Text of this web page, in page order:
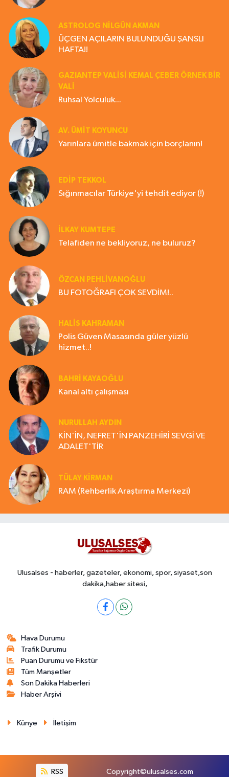
ASTROLOG NILGÜN AKMAN
ÜÇGEN AÇILARIN BULUNDUĞU ŞANSLI
HAFTA!!
GAZIANTEP VALISI KEMAL ÇEBER ÖRNEK BİR
VALİ
Ruhsal Yolculuk...
AV. ÜMIT KOYUNCU
Yarınlara ümitle bakmak için borçlanın!
EDIP TEKKOL
Sığınmacılar Türkiye'yi tehdit ediyor (!)
İLKAY KUMTEPE
Telafiden ne bekliyoruz, ne buluruz?
ÖZCAN PEHLİVANOĞLU
BU FOTOĞRAFI ÇOK SEVDİM!..
HALIS KAHRAMAN
Polis Güven Masasında güler yüzlü
hizmet..!
BAHRI KAYAOĞLU
Kanal altı çalışması
NURULLAH AYDIN
KİN'İN, NEFRET'İN PANZEHİRİ SEVGİ VE
ADALET'TİR
TÜLAY KİRMAN
RAM (Rehberlik Araştırma Merkezi)
Ulusalses - haberler, gazeteler, ekonomi, spor, siyaset,son
dakika,haber sitesi,
Hava Durumu
Trafik Durumu
Puan Durumu ve Fikstür
Tüm Manşetler
Son Dakika Haberleri
Haber Arşivi
Künye İletişim
RSS Copyright©ulusalses.com